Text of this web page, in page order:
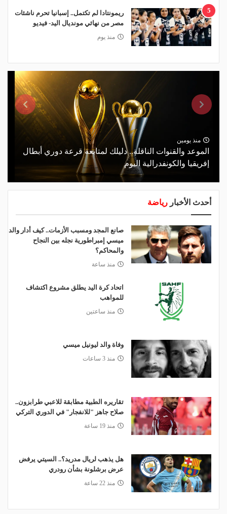
5
ريمونتادا لم تكتمل.. إسبانيا تحرم ناشئات
مصر من نهائي مونديال اليد- فيديو
منذ يوم
منذ يومين
الموعد والقنوات الناقلة.. دليلك لمتابعة قرعة دوري أبطال
إفريقيا والكونفدرالية اليوم
أحدث الأخبار رياضة
صانع المجد ومسبب الأزمات.. كيف أدار والد
ميسي إمبراطورية نجله بين النجاح
والمحاكم؟
منذ ساعة
اتحاد كرة اليد يطلق مشروع اكتشاف
للمواهب
منذ ساعتين
وفاة والد ليونيل ميسي
منذ 3 ساعات
تقاريره الطبية مطابقة للاعبي طرابزون..
صلاح جاهز "للانفجار" في الدوري التركي
منذ 19 ساعة
هل يذهب لريال مدريد؟.. السيتي يرفض
عرض برشلونة بشأن رودري
منذ 22 ساعة